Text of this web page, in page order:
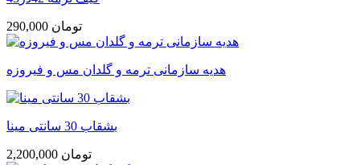
290,000 تومان
هدیه سازمانی ترمه و گلدان مس و فیروزه
بشقاب 30 سانتی مینا
2,200,000 تومان